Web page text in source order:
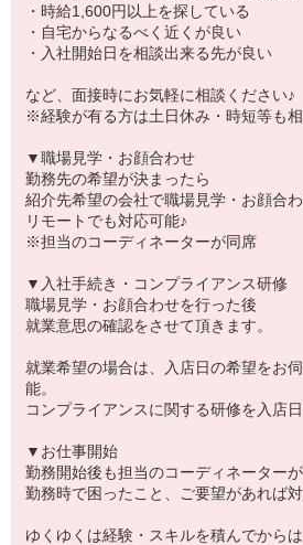
・時給1,600円以上を探している
・自宅からなるべく近くが良い
・入社開始日を相談出来る先が良い
など、面接時にお気軽に相談ください♪
※経験が有る方は土日休み・時短等も
▼職場見学・お顔合わせ
勤務先の希望が決まったら
紹介先希望の会社で職場見学・お顔合わ
リモートでも対応可能♪
※担当のコーディネーターが同席
▼入社手続き・コンプライアンス研修
職場見学・お顔合わせを行った後
就業意思の確認をさせて頂きます。
就業希望の場合は、入店日の希望をお
能。
コンプライアンスに関する研修を入店
▼お仕事開始
勤務開始後も担当のコーディネーターが
勤務時で困ったこと、ご要望があれば対
ゆくゆくは経験・スキルを積んでからは